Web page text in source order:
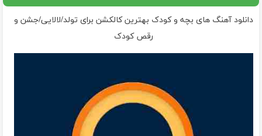
دانلود آهنگ های بچه و کودک بهترین کالکشن برای تولد/لالایی/جشن و
رقص کودک